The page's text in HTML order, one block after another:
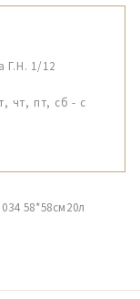
Г.Н. 1/12
чт, пт, сб - с
58*58см20л